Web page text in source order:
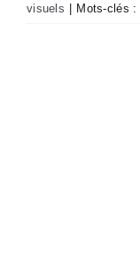
visuels
Mots-clés :